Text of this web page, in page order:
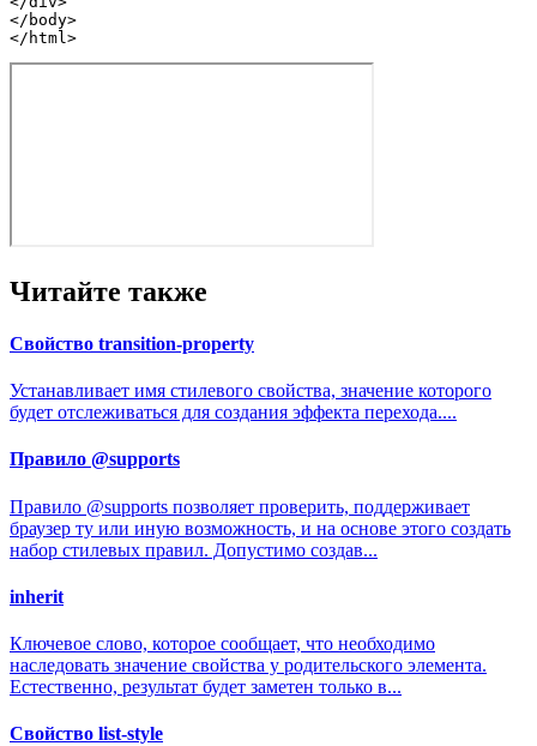
</ body>
</ html >
Читайте также
Свойство transition-property
Устанавливает имя стилевого свойства, значение которого
будет отслеживаться для создания эффекта перехода....
Правило @supports
Правило @supports позволяет проверить, поддерживает
браузер ту или иную возможность, и на основе этого создать
набор стилевых правил. Допустимо создав...
inherit
Ключевое слово, которое сообщает, что необходимо
наследовать значение свойства у родительского элемента.
Естественно, результат будет заметен только в...
Свойство list-style